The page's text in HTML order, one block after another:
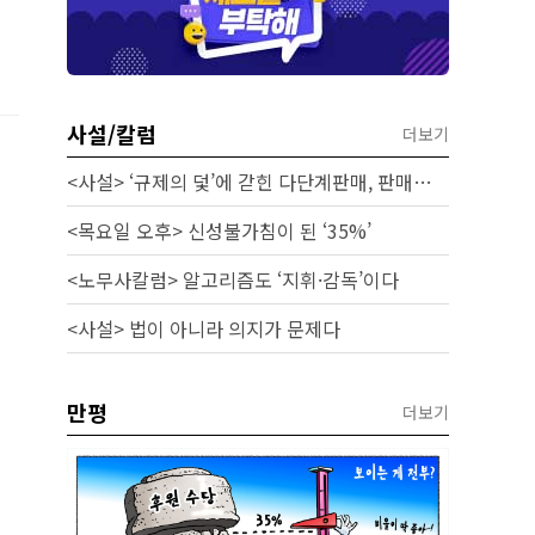
사설/칼럼 더보기
<사설> ‘규제의 덫’에 갇힌 다단계판매, 판매원 보호 시급하다
<목요일 오후> 신성불가침이 된 ‘35%’
<노무사칼럼> 알고리즘도 ‘지휘·감독’이다
<사설> 법이 아니라 의지가 문제다
만평 더보기